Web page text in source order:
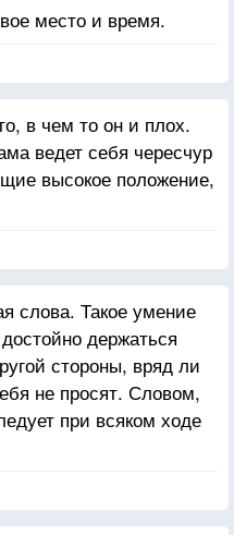
место и время.
в чем то он и плох.
ведет себя чересчур
высокое положение,
слова. Такое умение
держаться
стороны, вряд ли
не просят. Словом,
при всяком ходе